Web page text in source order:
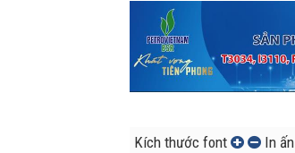
Kích thước font In ấn